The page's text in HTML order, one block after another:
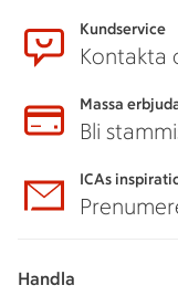
Kundservice
Kontakta
Massa
Bli
ICAs
Handla